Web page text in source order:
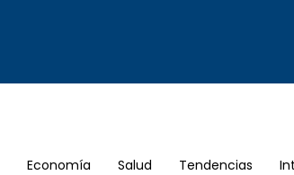
Economía Salud Tendencias